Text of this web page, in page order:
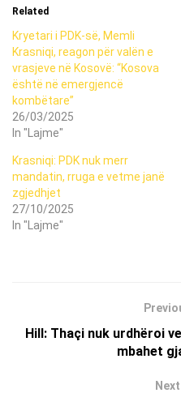
Related
Kryetari i PDK-së, Memli
Krasniqi, reagon për valën e
vrasjeve në Kosovë: “Kosova
është në emergjencë
kombëtare”
26/03/2025
In "Lajme"
Krasniqi: PDK nuk merr
mandatin, rruga e vetme janë
zgjedhjet
27/10/2025
In "Lajme"
Hill: Thaçi nuk urdhëroi
mbahet